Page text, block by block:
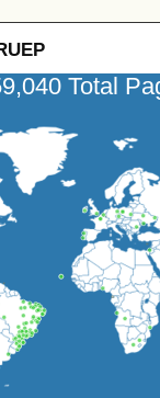
Total